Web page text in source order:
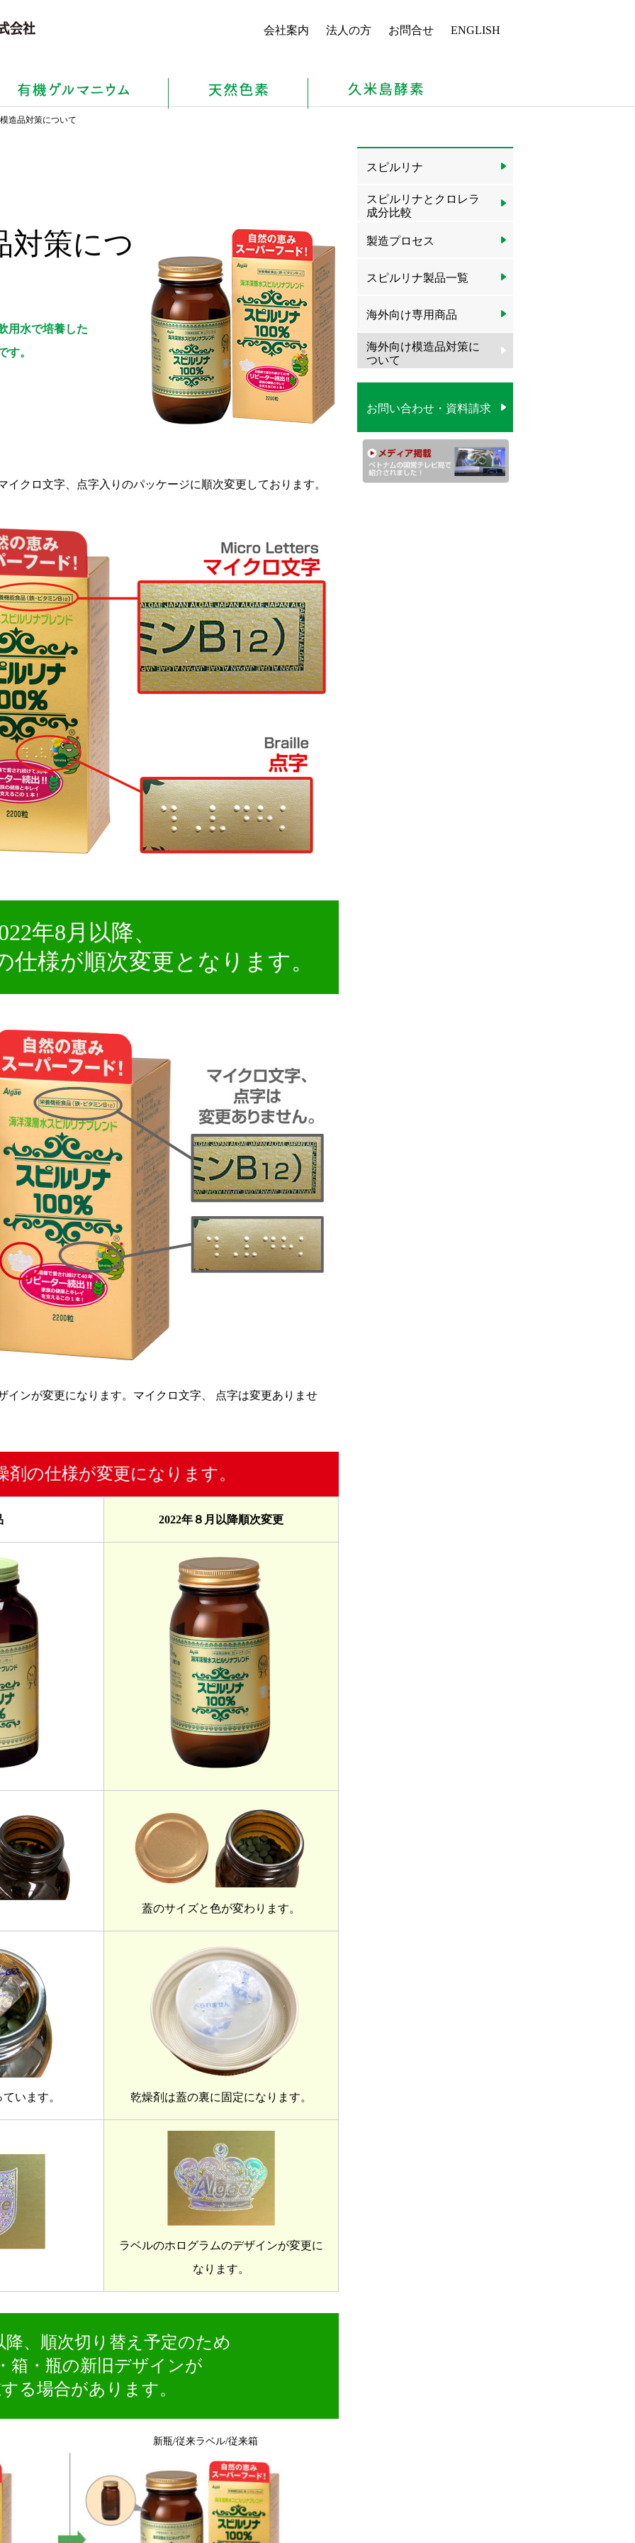
会社案内 法人の方 お問合せ ENGLISH
造品対策について
対策につ
用水で培養した
す。
イクロ文字、点字入りのパッケージに順次変更しております。
年8月以降、
仕様が順次変更となります。
インが変更になります。マイクロ文字、 点字は変更ありませ
剤の仕様が変更になります。
2022年８月以降順次変更
蓋のサイズと色が変わります。
います。 乾燥剤は蓋の裏に固定になります。
ラベルのホログラムのデザインが変更に
なります。
降、順次切り替え予定のため
箱・瓶の新旧デザインが
る場合があります。
新瓶/従来ラベル/従来箱
スピルリナ
スピルリナとクロレラ
成分比較
製造プロセス
スピルリナ製品一覧
海外向け専用商品
海外向け模造品対策に
ついて
お問い合わせ・資料請求